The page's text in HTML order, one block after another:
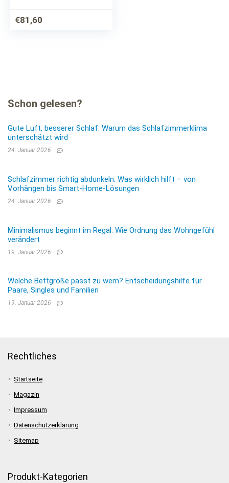
Baumwolle, (1 St.),
Daunendecke
€81,60
Schon gelesen?
Gute Luft, besserer Schlaf: Warum das Schlafzimmerklima
unterschätzt wird
24. Januar 2026
Schlafzimmer richtig abdunkeln: Was wirklich hilft – von
Vorhängen bis Smart-Home-Lösungen
24. Januar 2026
Minimalismus beginnt im Regal: Wie Ordnung das Wohngefühl
verändert
19. Januar 2026
Welche Bettgröße passt zu wem? Entscheidungshilfe für
Paare, Singles und Familien
19. Januar 2026
Rechtliches
Startseite
Magazin
Impressum
Datenschutzerklärung
Sitemap
Produkt-Kategorien